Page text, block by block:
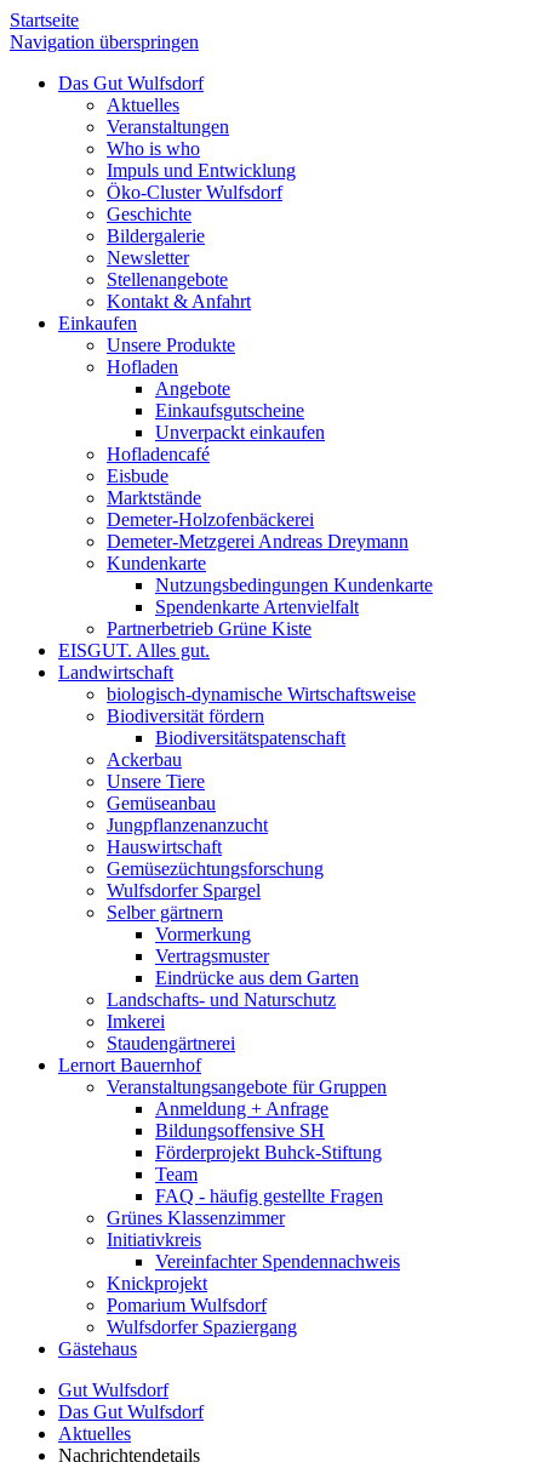
Startseite
Navigation überspringen
Das Gut Wulfsdorf
Aktuelles
Veranstaltungen
Who is who
Impuls und Entwicklung
Öko-Cluster Wulfsdorf
Geschichte
Bildergalerie
Newsletter
Stellenangebote
Kontakt & Anfahrt
Einkaufen
Unsere Produkte
Hofladen
Angebote
Einkaufsgutscheine
Unverpackt einkaufen
Hofladencafé
Eisbude
Marktstände
Demeter-Holzofenbäckerei
Demeter-Metzgerei Andreas Dreymann
Kundenkarte
Nutzungsbedingungen Kundenkarte
Spendenkarte Artenvielfalt
Partnerbetrieb Grüne Kiste
EISGUT. Alles gut.
Landwirtschaft
biologisch-dynamische Wirtschaftsweise
Biodiversität fördern
Biodiversitätspatenschaft
Ackerbau
Unsere Tiere
Gemüseanbau
Jungpflanzenanzucht
Hauswirtschaft
Gemüsezüchtungsforschung
Wulfsdorfer Spargel
Selber gärtnern
Vormerkung
Vertragsmuster
Eindrücke aus dem Garten
Landschafts- und Naturschutz
Imkerei
Staudengärtnerei
Lernort Bauernhof
Veranstaltungsangebote für Gruppen
Anmeldung + Anfrage
Bildungsoffensive SH
Förderprojekt Buhck-Stiftung
Team
FAQ - häufig gestellte Fragen
Grünes Klassenzimmer
Initiativkreis
Vereinfachter Spendennachweis
Knickprojekt
Pomarium Wulfsdorf
Wulfsdorfer Spaziergang
Gästehaus
Gut Wulfsdorf
Das Gut Wulfsdorf
Aktuelles
Nachrichtendetails